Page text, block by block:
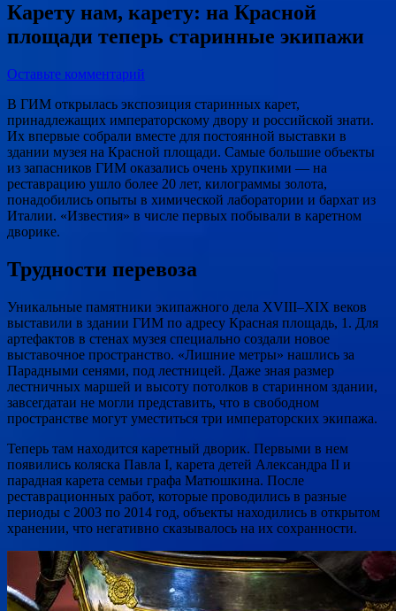
Карету нам, карету: на Красной
площади теперь старинные экипажи
Оставьте комментарий
В ГИМ открылась экспозиция старинных карет,
принадлежащих императорскому двору и российской знати.
Их впервые собрали вместе для постоянной выставки в
здании музея на Красной площади. Самые большие объекты
из запасников ГИМ оказались очень хрупкими — на
реставрацию ушло более 20 лет, килограммы золота,
понадобились опыты в химической лаборатории и бархат из
Италии. «Известия» в числе первых побывали в каретном
дворике.
Трудности перевоза
Уникальные памятники экипажного дела XVIII–XIX веков
выставили в здании ГИМ по адресу Красная площадь, 1. Для
артефактов в стенах музея специально создали новое
выставочное пространство. «Лишние метры» нашлись за
Парадными сенями, под лестницей. Даже зная размер
лестничных маршей и высоту потолков в старинном здании,
завсегдатаи не могли представить, что в свободном
пространстве могут уместиться три императорских экипажа.
Теперь там находится каретный дворик. Первыми в нем
появились коляска Павла I, карета детей Александра II и
парадная карета семьи графа Матюшкина. После
реставрационных работ, которые проводились в разные
периоды с 2003 по 2014 год, объекты находились в открытом
хранении, что негативно сказывалось на их сохранности.